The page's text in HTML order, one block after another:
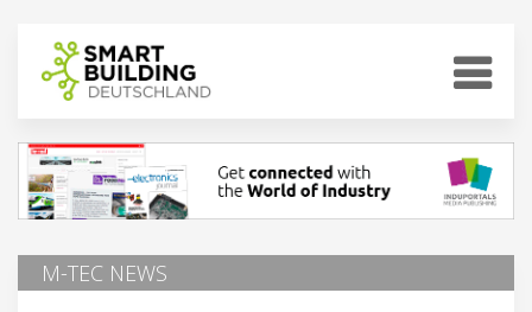
M-TEC NEWS